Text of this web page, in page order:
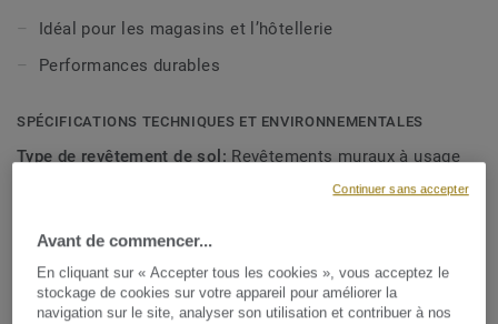
Idéal pour les magasins et l’hôtellerie
Performances durables
SPÉCIFICATIONS TECHNIQUES ET ENVIRONNEMENTALES
Type de revêtement de sol: Revêtements muraux à usage
Masse surfacique totale:
3400 g/m²
Epaisseur de la couche d'usure:2 mm
Avant de commencer...
En cliquant sur « Accepter tous les cookies », vous acceptez le
stockage de cookies sur votre appareil pour améliorer la
navigation sur le site, analyser son utilisation et contribuer à nos
Continuer sans accepter